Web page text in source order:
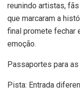
reunindo artistas,
que marcaram a
final promete fechar
emoção.
Passaportes para
Pista: Entrada